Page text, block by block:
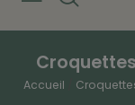
Accueil